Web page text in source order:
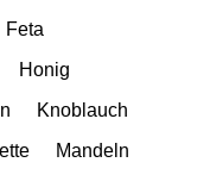
Feta
Honig
Knoblauch
Mandeln